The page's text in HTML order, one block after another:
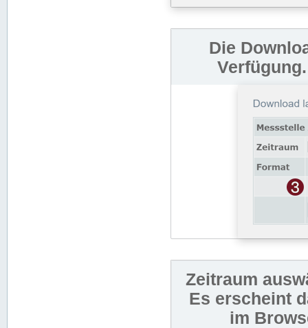
Die
Zeitraum
Es erscheint
im